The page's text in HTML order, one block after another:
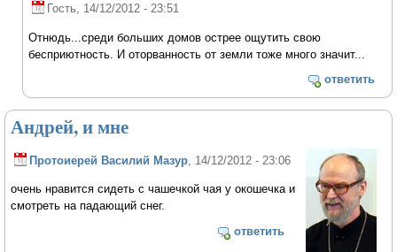
Гость , 14/12/2012 - 23:51
Отнюдь...среди больших домов острее ощутить свою
бесприютность. И оторванность от земли тоже много значит...
ответить
Андрей, и мне
Протоиерей Василий Мазур , 14/12/2012 - 23:06
очень нравится сидеть с чашечкой чая у окошечка и
смотреть на падающий снег.
ответить